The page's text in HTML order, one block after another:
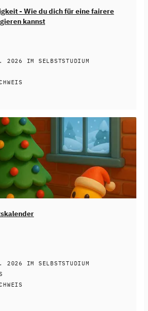
- Wie du dich für eine fairere
kannst
ist längst Teil deines Alltags
in sozialen
generieren von
ausgrenzen und bestehende
verstärken. Wir zeigen dir, wie du das
du dagegen tun kannst. Dieser Kurs
ab der 9. Klasse, aber auch
herzlichst willkommen.
IM SELBSTSTUDIUM
TEAM
ist da! ❄️
Tag eine neue Aufgabe.
spannende Lerneinheiten,
IM SELBSTSTUDIUM